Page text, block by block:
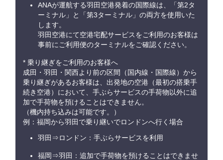
ANAが運航する羽田空港発着の国際線は、「第2タ
ーミナル」と「第3ターミナル」の両方を使用いた
します。
羽田空港にて空港宅配サービスをご利用のお客様は
事前にご利用便のターミナルをご確認ください。
* 乗り継ぎをご利用のお客様へ
成田・羽田・関西より前の区間（国内線・国際線）から
乗り継ぎがあるお客様は、出発地の空港（最初の搭乗手
続き空港）において、手ぶらサービスの手荷物以外に追
加で手荷物を預けることはできません。
（機内持ち込みは可能です。）
例：福岡から羽田で乗り継いでロンドンへ行く場合
羽田⇒ロンドン：手ぶらサービスを利用
福岡⇒羽田：追加で手荷物を預けることはできませ